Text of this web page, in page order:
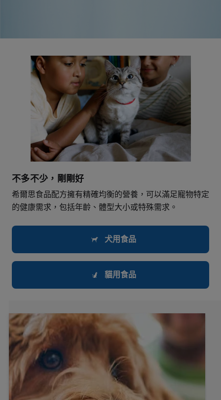
不多不少，剛剛好
希爾思食品配方擁有精確均衡的營養，可以滿足寵物特定
的健康需求，包括年齡、體型大小或特殊需求。
犬用食品
貓用食品